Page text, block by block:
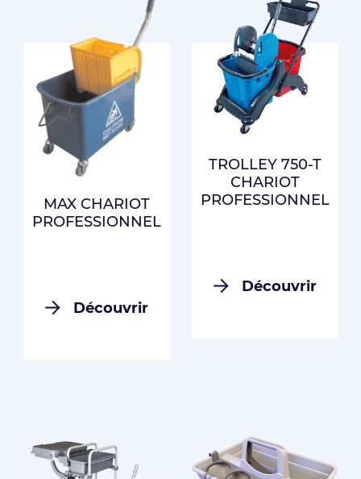
MAX CHARIOT
PROFESSIONNEL
Découvrir
TROLLEY 750-T
CHARIOT
PROFESSIONNEL
Découvrir